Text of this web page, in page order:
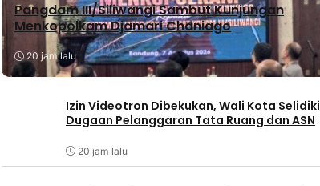
Pangdam III/Siliwangi Sambut Kunjungan
Menkopolkam Djamari Chaniago
20 jam lalu
Izin Videotron Dibekukan, Wali Kota Selidiki
Dugaan Pelanggaran Tata Ruang dan ASN
20 jam lalu